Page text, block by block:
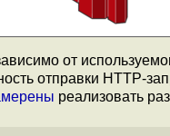
от
отправки HTTP-
реализовать